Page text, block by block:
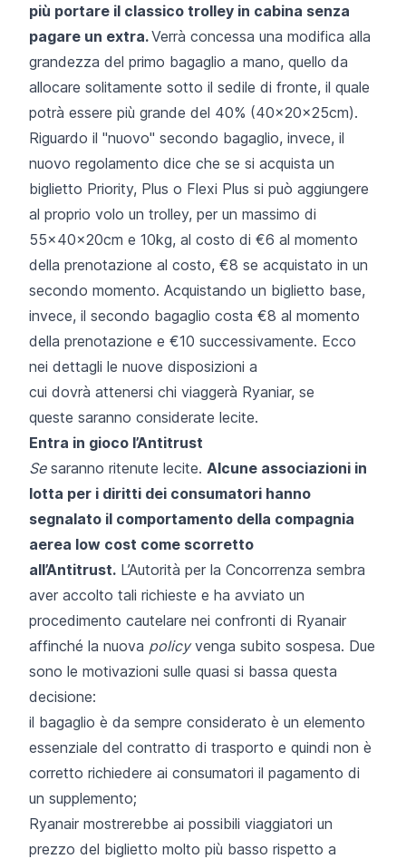
più portare il classico trolley in cabina senza
pagare un extra.Verrà concessa una modifica alla
grandezza del primo bagaglio a mano, quello da
allocare solitamente sotto il sedile di fronte, il quale
potrà essere più grande del 40% (40x20x25cm).
Riguardo il "nuovo" secondo bagaglio, invece, il
nuovo regolamento dice che se si acquista un
biglietto Priority, Plus o Flexi Plus si può aggiungere
al proprio volo un trolley, per un massimo di
55x40x20cm e 10kg, al costo di €6 al momento
della prenotazione al costo, €8 se acquistato in un
secondo momento. Acquistando un biglietto base,
invece, il secondo bagaglio costa €8 al momento
della prenotazione e €10 successivamente. Ecco
nei dettagli le nuove disposizioni a
cui dovrà attenersi chi viaggerà Ryaniar, se
queste saranno considerate lecite.
Entra in gioco l’Antitrust
Sesaranno ritenute lecite. Alcune associazioni in
lotta per i diritti dei consumatori hanno
segnalato il comportamento della compagnia
aerea low cost come scorretto
all’Antitrust. L’Autorità per la Concorrenza sembra
aver accolto tali richieste e ha avviato un
procedimento cautelare nei confronti di Ryanair
affinché la nuova policyvenga subito sospesa. Due
sono le motivazioni sulle quasi si bassa questa
decisione:
il bagaglio è da sempre considerato è un elemento
essenziale del contratto di trasporto e quindi non è
corretto richiedere ai consumatori il pagamento di
un supplemento;
Ryanair mostrerebbe ai possibili viaggiatori un
prezzo del biglietto molto più basso rispetto a